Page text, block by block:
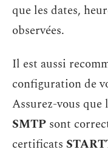
que les dates,
observées.
Il est aussi
configuration de
Assurez-vous que
SMTP sont
certificats